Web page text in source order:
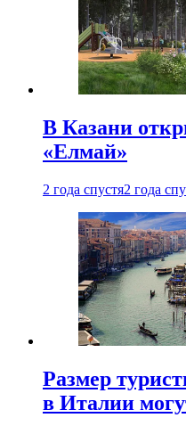
В Казани
«Елмай»
2 года спустя2 года
Размер
в Италии